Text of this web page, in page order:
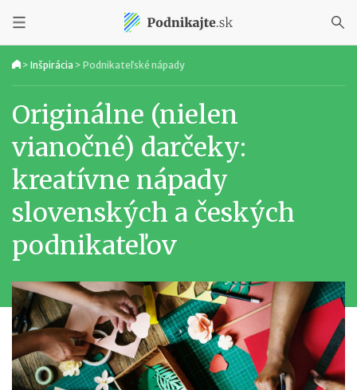
> Inšpirácia > Podnikateľské nápady
Originálne (nielen
vianočné) darčeky:
kreatívne nápady
slovenských a českých
podnikateľov